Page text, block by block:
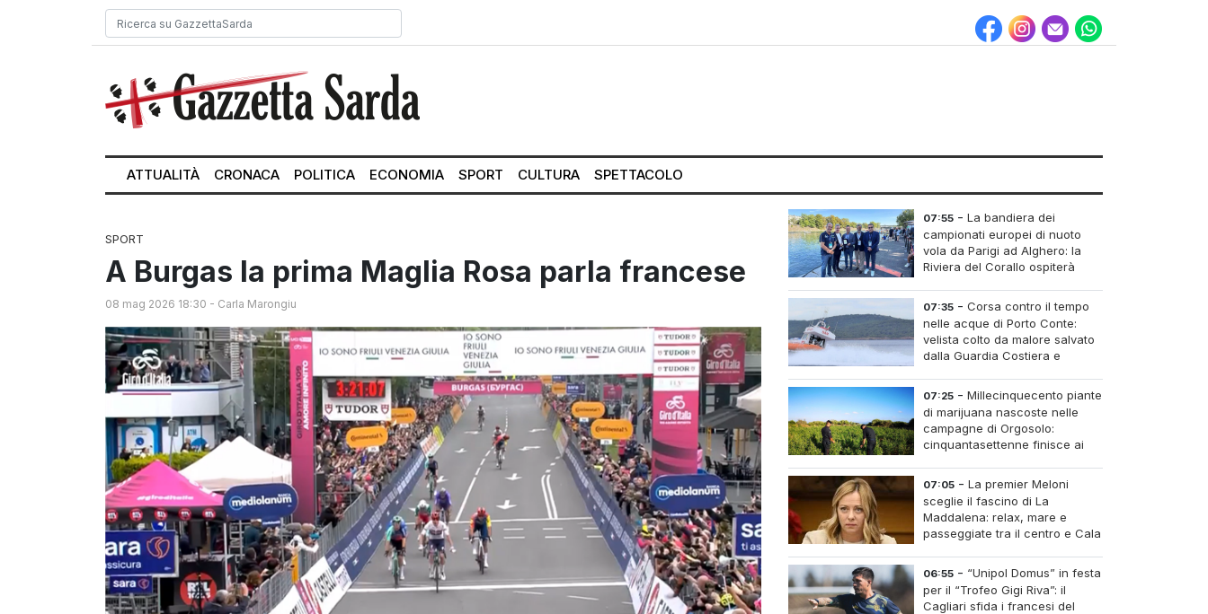
ATTUALITÀ CRONACA POLITICA ECONOMIA SPORT CULTURA SPETTACOLO
SPORT
A Burgas la prima Maglia Rosa parla francese
08 mag 2026 18:30 - Carla Marongiu
07:55 - La bandiera dei
campionati europei di nuoto
vola da Parigi ad Alghero: la
Riviera del Corallo ospiterà
07:35 - Corsa contro il tempo
nelle acque di Porto Conte:
velista colto da malore salvato
dalla Guardia Costiera e
07:25 - Millecinquecento piante
di marijuana nascoste nelle
campagne di Orgosolo:
cinquantasettenne finisce ai
07:05 - La premier Meloni
sceglie il fascino di La
Maddalena: relax, mare e
passeggiate tra il centro e Cala
06:55 - “Unipol Domus” in festa
per il “Trofeo Gigi Riva”: il
Cagliari sfida i francesi del